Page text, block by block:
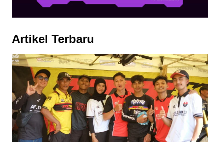
Artikel Terbaru